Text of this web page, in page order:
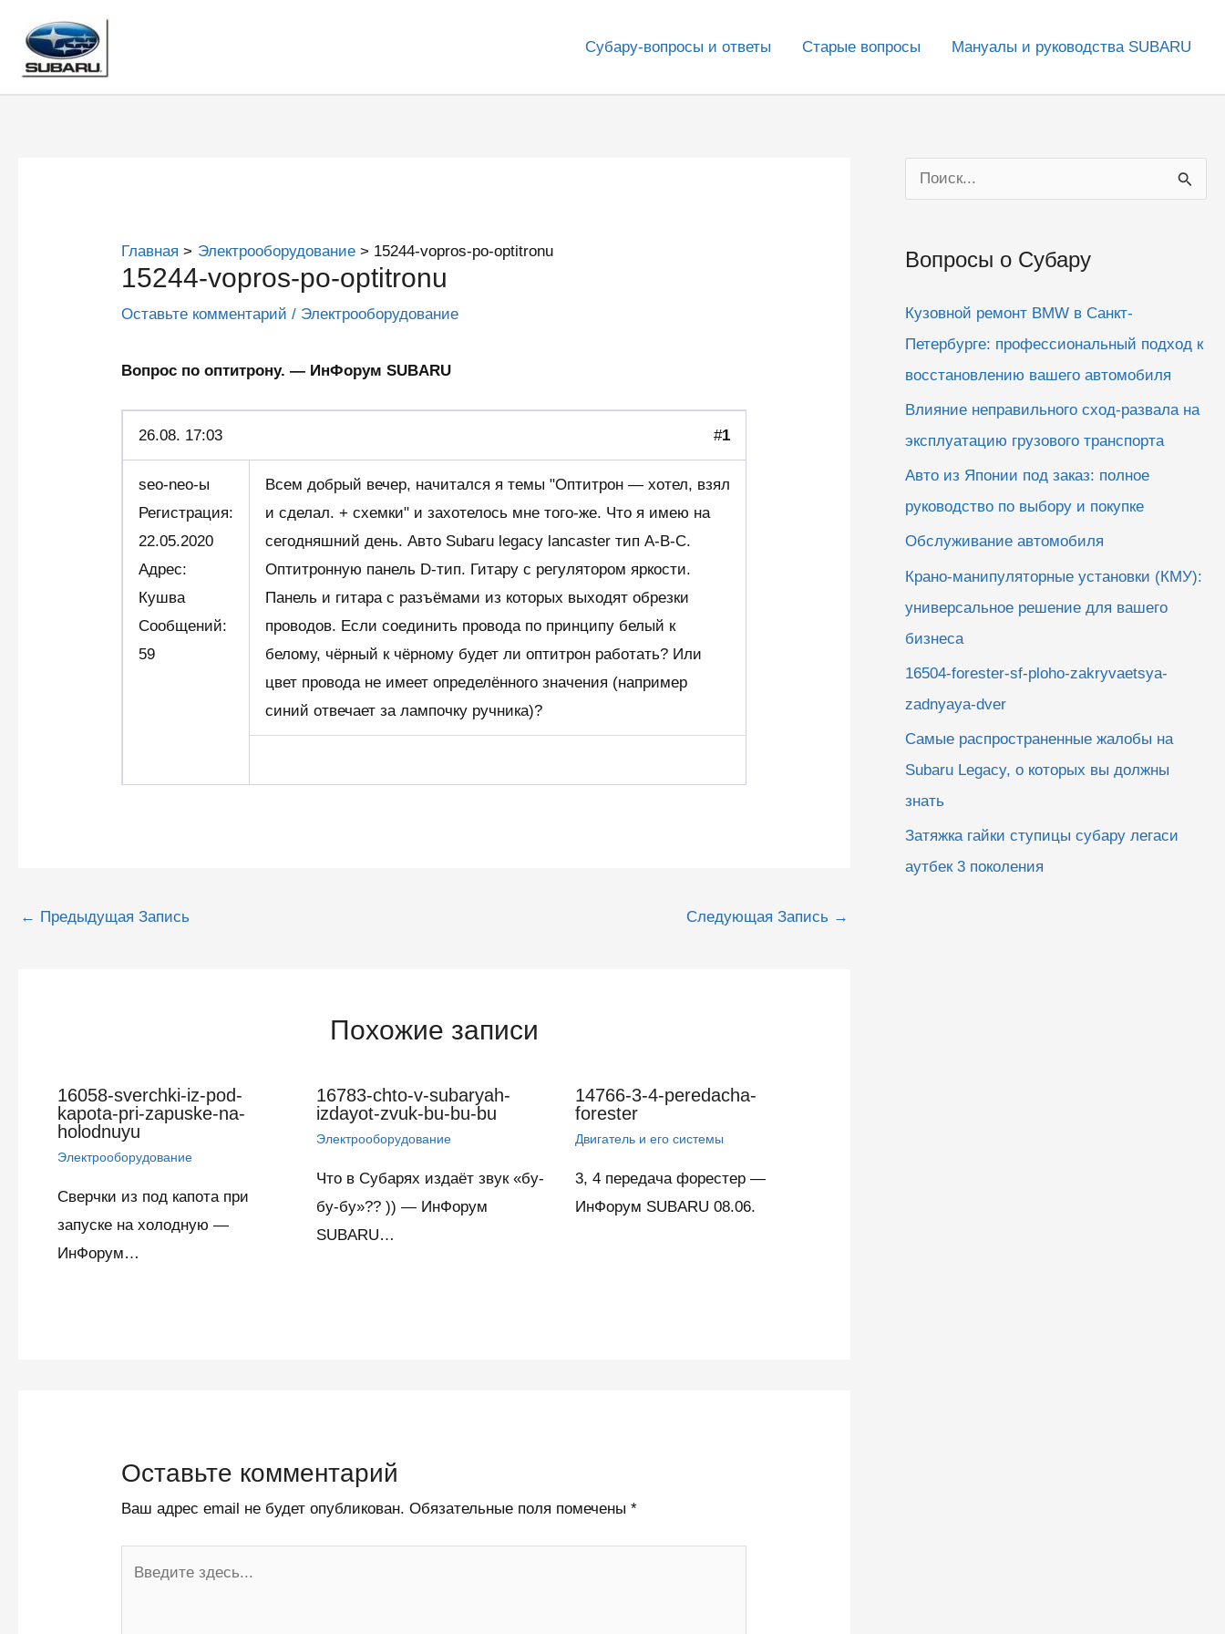
содержимому
Субару-вопросы и ответы Старые вопросы Мануалы и руководства SUBARU
Главная Электрооборудование 15244-vopros-po-optitronu
15244-vopros-po-optitronu
Оставьте комментарий / Электрооборудование
Вопрос по оптитрону. — ИнФорум SUBARU
26.08. 17:03 #1
seo-neo-ы
Регистрация:
22.05.2020
Адрес:
Кушва
Сообщений:
59
Всем добрый вечер, начитался я темы "Оптитрон — хотел, взял
и сделал. + схемки" и захотелось мне того-же. Что я имею на
сегодняшний день. Авто Subaru legacy lancaster тип A-B-C.
Оптитронную панель D-тип. Гитару с регулятором яркости.
Панель и гитара с разъёмами из которых выходят обрезки
проводов. Если соединить провода по принципу белый к
белому, чёрный к чёрному будет ли оптитрон работать? Или
цвет провода не имеет определённого значения (например
синий отвечает за лампочку ручника)?
Навигация
← Предыдущая Запись Следующая Запись →
Похожие записи
16058-sverchki-iz-pod-
kapota-pri-zapuske-na-
holodnuyu
Электрооборудование
Сверчки из под капота при
запуске на холодную —
ИнФорум…
16783-chto-v-subaryah-
izdayot-zvuk-bu-bu-bu
Электрооборудование
Что в Субарях издаёт звук «бу-
бу-бу»?? )) — ИнФорум
SUBARU…
14766-3-4-peredacha-
forester
Двигатель и его системы
3, 4 передача форестер —
ИнФорум SUBARU 08.06.
Оставьте комментарий
Ваш адрес email не будет опубликован. Обязательные поля помечены*
о
с
Вопросы о Субару
Кузовной ремонт BMW в Санкт-
Петербурге: профессиональный подход к
восстановлению вашего автомобиля
Влияние неправильного сход-развала на
эксплуатацию грузового транспорта
Авто из Японии под заказ: полное
руководство по выбору и покупке
Обслуживание автомобиля
Крано-манипуляторные установки (КМУ):
универсальное решение для вашего
бизнеса
16504-forester-sf-ploho-zakryvaetsya-
zadnyaya-dver
Самые распространенные жалобы на
Subaru Legacy, о которых вы должны
знать
Затяжка гайки ступицы субару легаси
аутбек 3 поколения